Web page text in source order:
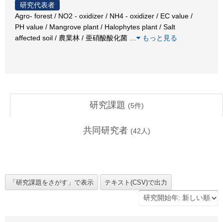
研究代表者
Agro- forest / NO2 - oxidizer / NH4 - oxidizer / EC value /
PH value / Mangrove plant / Halophytes plant / Salt
affected soil / 農業林 / 亜硝酸酸化菌
もっと見る
研究課題 (5件)
共同研究者 (42 人)